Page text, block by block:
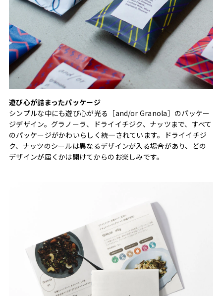
遊び心が詰まったパッケージ
シンプルな中にも遊び心が光る［and/or Granola］のパッケー
ジデザイン。グラノーラ、ドライイチジク、ナッツまで、すべて
のパッケージがかわいらしく統一されています。ドライイチジ
ク、ナッツのシールは異なるデザインが入る場合があり、どの
デザインが届くかは開けてからのお楽しみです。